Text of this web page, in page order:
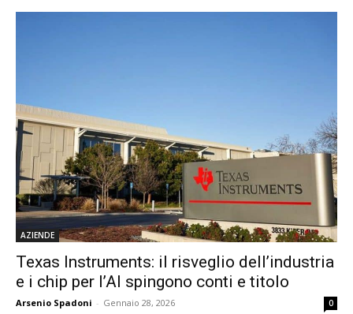
AZIENDE
Texas Instruments: il risveglio dell’industria
e i chip per l’AI spingono conti e titolo
Arsenio Spadoni - Gennaio 28, 2026 0